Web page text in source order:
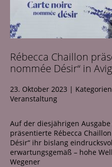
Rébecca Chaillon
nommée Désir“ in
23. Oktober 2023 | Kategorien
Veranstaltung
Auf der diesjährigen Ausgabe
präsentierte Rébecca
Désir“ ihr bislang
erwartungsgemäß – hohe
Wegener